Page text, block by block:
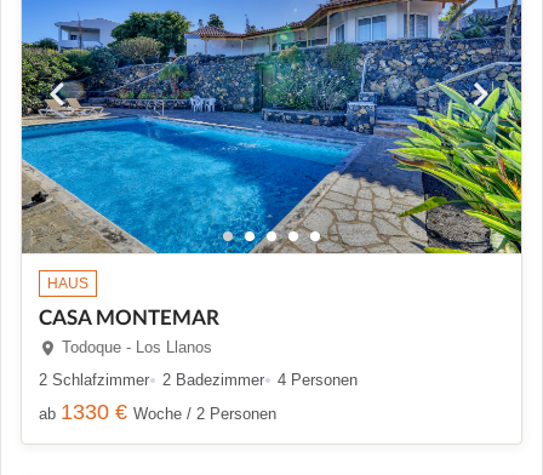
HAUS
CASA MONTEMAR
Todoque - Los Llanos
2 Schlafzimmer
2 Badezimmer
4 Personen
ab 1330 € Woche / 2 Personen